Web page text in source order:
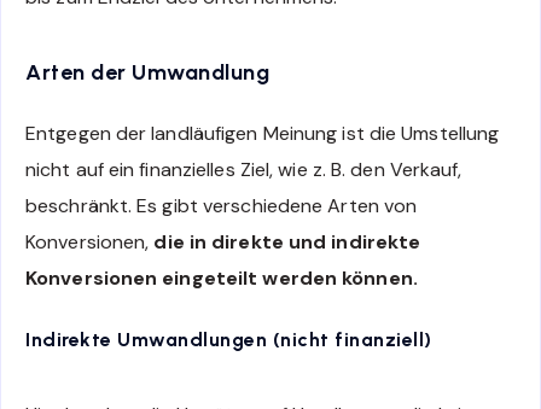
Arten der Umwandlung
Entgegen der landläufigen Meinung ist die Umstellung
nicht auf ein finanzielles Ziel, wie z. B. den Verkauf,
beschränkt. Es gibt verschiedene Arten von
Konversionen, die in direkte und indirekte
Konversionen eingeteilt werden können.
Indirekte Umwandlungen (nicht finanziell)